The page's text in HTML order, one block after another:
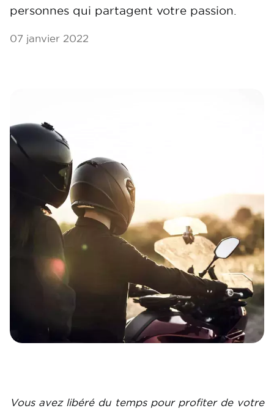
personnes qui partagent votre passion.
07 janvier 2022
Vous avez libéré du temps pour profiter de votre